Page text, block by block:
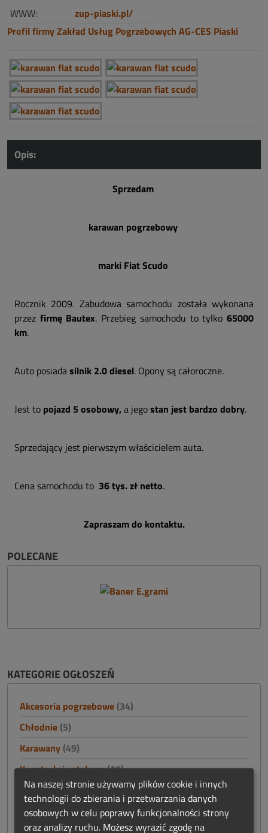
WWW:
zup-piaski.pl/
Profil firmy Zakład Usług Pogrzebowych AG-CES Piaski
Opis:
Sprzedam
karawan pogrzebowy
marki Fiat Scudo
Rocznik 2009. Zabudowa samochodu została wykonana
przez firmę Bautex. Przebieg samochodu to tylko65000
km.
Auto posiadasilnik 2.0 diesel. Opony są całoroczne.
Jest to pojazd 5 osobowy,a jegostan jest bardzo dobry.
Sprzedający jest pierwszym właścicielem auta.
Cena samochodu to 36 tys. zł netto.
Zapraszam do kontaktu.
POLECANE
KATEGORIE OGŁOSZEŃ
Akcesoria pogrzebowe (34)
Chłodnie (5)
Karawany (49)
Konstrukcje stalowe(19)
Nagrobki i akcesoria cmentarne(15)
Namioty(0)
Na naszej stronie używamy plików cookie i innych
technologii do zbierania i przetwarzania danych
osobowych w celu poprawy funkcjonalności strony
oraz analizy ruchu. Możesz wyrazić zgodę na